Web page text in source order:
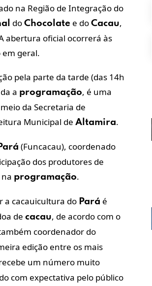
na Região de Integração do
do Chocolate e do Cacau,
abertura oficial ocorrerá às
em geral.
pela parte da tarde (das 14h
a programação, é uma
da Secretaria de
Municipal de Altamira.
(Funcacau), coordenado
dos produtores de
programação.
a cacauicultura do Pará é
de cacau, de acordo com o
coordenador do
edição entre os mais
um número muito
com expectativa pelo público